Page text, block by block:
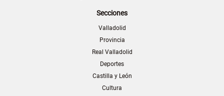
Secciones
Valladolid
Provincia
Real Valladolid
Deportes
Castilla y León
Cultura